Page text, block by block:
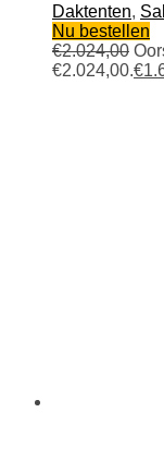
Daktenten,
Nu bestellen
€2.024,00
€2.024,00.€